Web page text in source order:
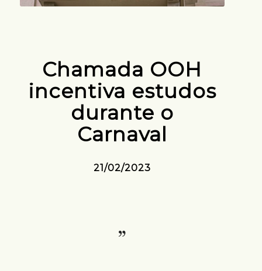
Chamada OOH
incentiva estudos
durante o
Carnaval
21/02/2023